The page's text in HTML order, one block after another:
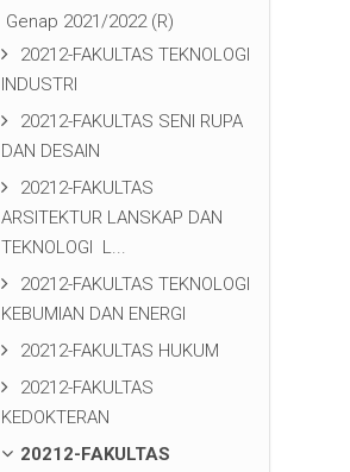
Genap 2021/2022 (R)
20212-FAKULTAS TEKNOLOGI
INDUSTRI
20212-FAKULTAS SENI RUPA
DAN DESAIN
20212-FAKULTAS
ARSITEKTUR LANSKAP DAN
TEKNOLOGI L...
20212-FAKULTAS TEKNOLOGI
KEBUMIAN DAN ENERGI
20212-FAKULTAS HUKUM
20212-FAKULTAS
KEDOKTERAN
20212-FAKULTAS